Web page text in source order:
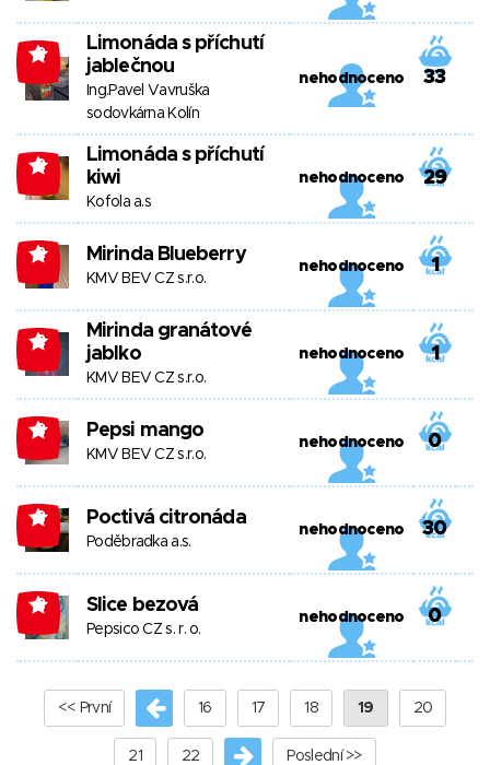
-2
Limonáda s příchutí
jablečnou
Ing.Pavel Vavruška
sodovkárna Kolín
nehodnoceno 33
-2
Limonáda s příchutí
kiwi
Kofola a.s
nehodnoceno 29
-2 Mirinda Blueberry
KMV BEV CZ s.r.o.
nehodnoceno 1
-2
Mirinda granátové
jablko
KMV BEV CZ s.r.o.
nehodnoceno 1
-2 Pepsi mango
KMV BEV CZ s.r.o.
nehodnoceno 0
-2 Poctivá citronáda
Poděbradka a.s.
nehodnoceno 30
-2 Slice bezová
Pepsico CZ s. r. o.
nehodnoceno 0
<< První 16 17 18 19 20
21 22 Poslední >>